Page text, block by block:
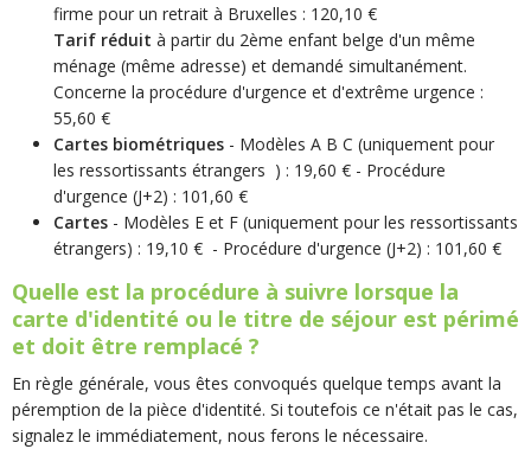
firme pour un retrait à Bruxelles : 120,10 €
Tarif réduit à partir du 2ème enfant belge d'un même
ménage (même adresse) et demandé simultanément.
Concerne la procédure d'urgence et d'extrême urgence :
55,60 €
Cartes biométriques - Modèles A B C (uniquement pour
les ressortissants étrangers ) : 19,60 € - Procédure
d'urgence (J+2) : 101,60 €
Cartes - Modèles E et F (uniquement pour les ressortissants
étrangers) : 19,10 € - Procédure d'urgence (J+2) : 101,60 €
Quelle est la procédure à suivre lorsque la
carte d'identité ou le titre de séjour est périmé
et doit être remplacé ?
En règle générale, vous êtes convoqués quelque temps avant la
péremption de la pièce d'identité. Si toutefois ce n'était pas le cas,
signalez le immédiatement, nous ferons le nécessaire.